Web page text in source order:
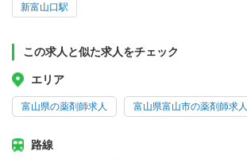
新富山口駅
この求人と似た求人をチェック
エリア
富山県の薬剤師求人 富山県富山市の薬剤師求人
路線